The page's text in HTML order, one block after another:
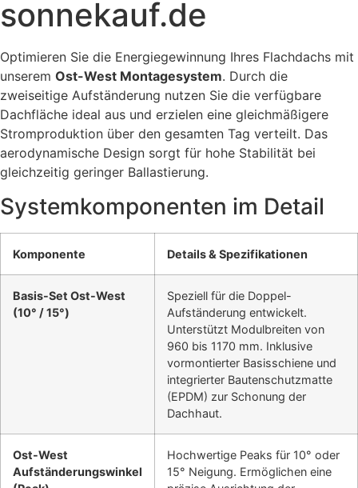
sonnekauf.de
Optimieren Sie die Energiegewinnung Ihres Flachdachs mit
unserem Ost-West Montagesystem. Durch die
zweiseitige Aufständerung nutzen Sie die verfügbare
Dachfläche ideal aus und erzielen eine gleichmäßigere
Stromproduktion über den gesamten Tag verteilt. Das
aerodynamische Design sorgt für hohe Stabilität bei
gleichzeitig geringer Ballastierung.
Systemkomponenten im Detail
Komponente Details & Spezifikationen
Basis-Set Ost-West
(10° / 15°)
Speziell für die Doppel-
Aufständerung entwickelt.
Unterstützt Modulbreiten von
960 bis 1170 mm. Inklusive
vormontierter Basisschiene und
integrierter Bautenschutzmatte
(EPDM) zur Schonung der
Dachhaut.
Ost-West
Aufständerungswinkel
Hochwertige Peaks für 10° oder
15° Neigung. Ermöglichen eine